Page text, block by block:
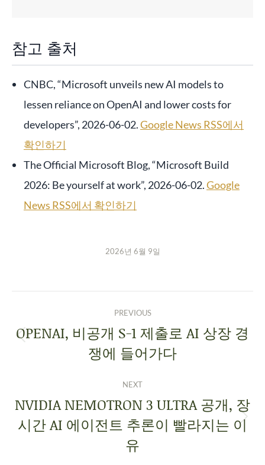
참고 출처
CNBC, “Microsoft unveils new AI models to
lessen reliance on OpenAI and lower costs for
developers”, 2026-06-02.Google News RSS에서
확인하기
The Official Microsoft Blog, “Microsoft Build
2026: Be yourself at work”, 2026-06-02.Google
News RSS에서 확인하기
2026년 6월 9일
PREVIOUS
OPENAI, 비공개 S-1 제출로 AI 상장 경
쟁에 들어가다
NEXT
NVIDIA NEMOTRON 3 ULTRA 공개, 장
시간 AI 에이전트 추론이 빨라지는 이
유